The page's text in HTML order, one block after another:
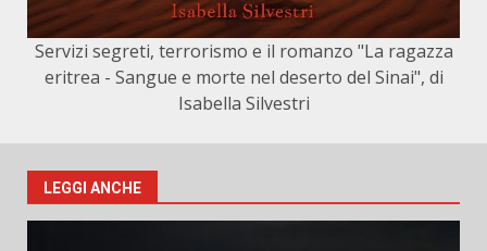
Servizi segreti, terrorismo e il romanzo "La ragazza
eritrea - Sangue e morte nel deserto del Sinai", di
Isabella Silvestri
LEGGI ANCHE